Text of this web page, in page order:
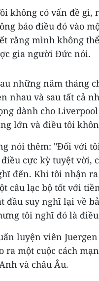
không có vấn đề
báo điều đó vào
rằng mình không
gia người Đức nói.
những năm tháng
nhau và sau tất cả
dành cho
lớn và điều tôi
nói thêm: "Đối với
cực kỳ tuyệt vời,
đến. Khi tôi nhận
câu lạc bộ tốt với
đầu suy nghĩ lại về
tôi nghĩ đó là điều
luyện viên
ra một cuộc cách
và châu Âu.